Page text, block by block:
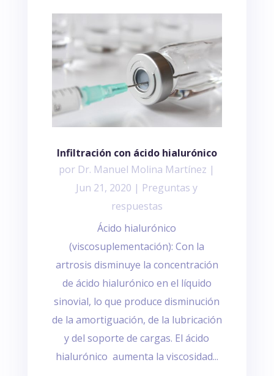
Infiltración con ácido hialurónico
por Dr. Manuel Molina Martínez |
Jun 21, 2020 | Preguntas y
respuestas
Ácido hialurónico
(viscosuplementación): Con la
artrosis disminuye la concentración
de ácido hialurónico en el líquido
sinovial, lo que produce disminución
de la amortiguación, de la lubricación
y del soporte de cargas. El ácido
hialurónico aumenta la viscosidad...